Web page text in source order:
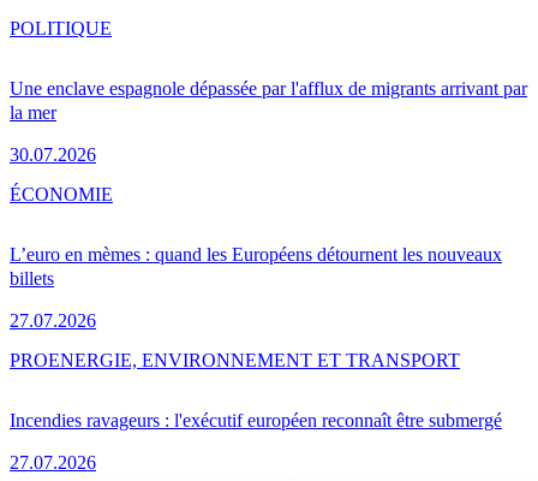
Une enclave espagnole dépassée par l'afflux de migrants arrivant par
la mer
30.07.2026
POLITIQUE
L’euro en mèmes : quand les Européens détournent les nouveaux
billets
27.07.2026
ÉCONOMIE
Incendies ravageurs : l'exécutif européen reconnaît être submergé
27.07.2026
PROENERGIE, ENVIRONNEMENT ET TRANSPORT